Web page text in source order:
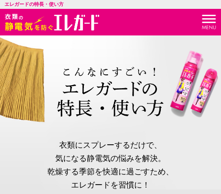
エレガードの特長・使い方
衣類にスプレーするだけで、
気になる静電気の悩みを解決。
乾燥する季節を快適に過ごすため、
エレガードを習慣に！